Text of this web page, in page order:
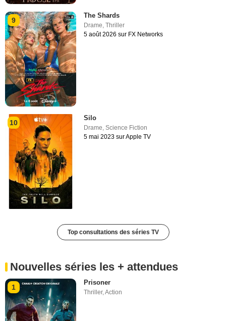
9
The Shards
Drame ,Thriller
5 août 2026 sur FX Networks
10
Silo
Drame,Science Fiction
5 mai 2023 sur Apple TV
Top consultations des séries TV
Nouvelles séries les + attendues
1
Prisoner
Thriller,Action